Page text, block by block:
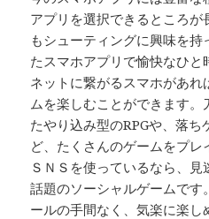
アプリを選択できるところが
もシューティングに興味を
たスマホアプリで愉快なひと
ネットに繋がるスマホがあ
ムを楽しむことができます
たやり込み型のRPGや、落
ど、たくさんのゲームをプレ
ＳＮＳを使っているなら、
話題のソーシャルゲームです
ールの手間なく、気楽に楽し